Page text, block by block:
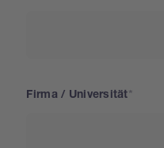
Firma / Universität